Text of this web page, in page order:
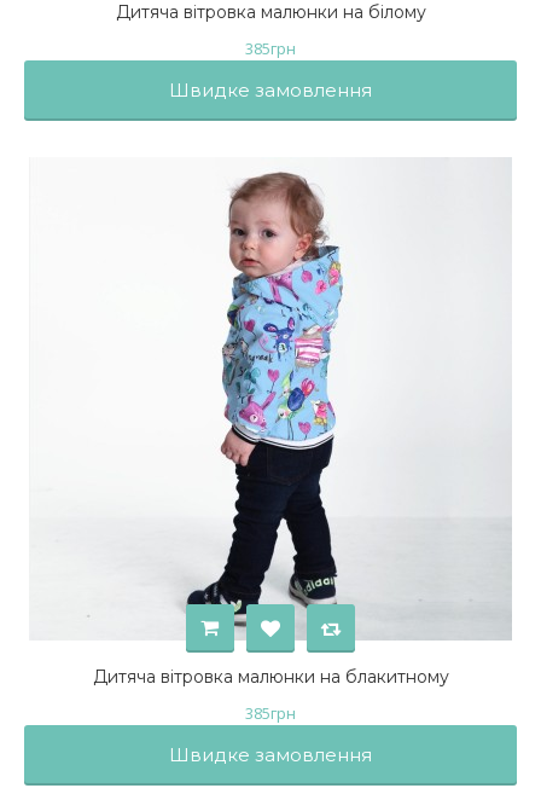
Дитяча вітровка малюнки на білому
385грн
Швидке замовлення
Дитяча вітровка малюнки на блакитному
385грн
Швидке замовлення